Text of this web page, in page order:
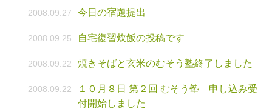
2008.09.27 今日の宿題提出
2008.09.25 自宅復習炊飯の投稿です
2008.09.22 焼きそばと玄米のむそう塾終了しました
2008.09.22
１０月８日 第２回 むそう塾 申し込み受
付開始しました